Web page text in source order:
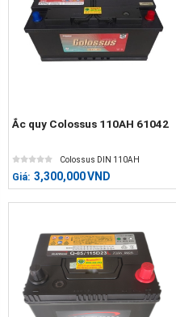
Ắc quy Colossus 110AH 61042
Colossus DIN 110AH
Giá: 3,300,000VND